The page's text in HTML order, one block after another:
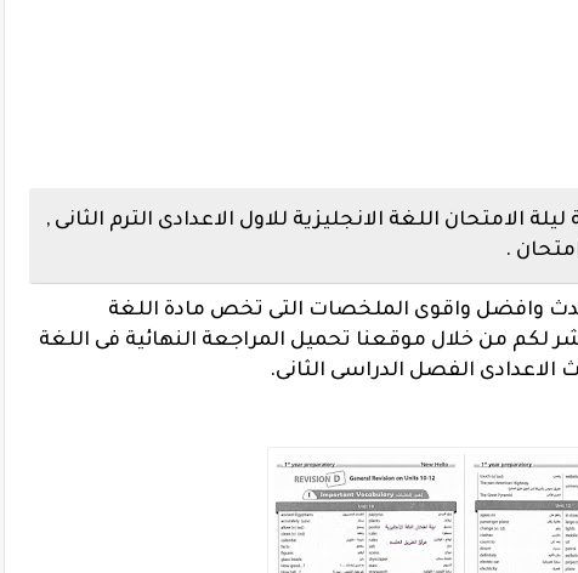
الامتحان اللغة الانجليزية للاول الاعدادى الترم الثانى ,
.
وافضل واقوى الملخصات التى تخص مادة اللغة
لكم من خلال موقعنا تحميل المراجعة النهائية فى اللغة
الاعدادى الفصل الدراسى الثانى.